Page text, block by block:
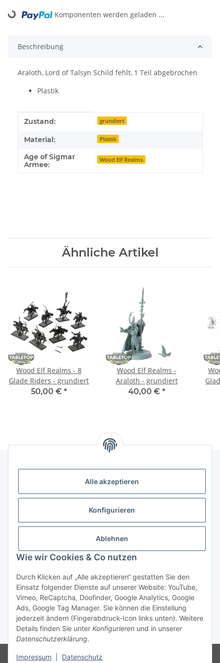
Alle akzeptieren
Konfigurieren
Ablehnen
Wie wir Cookies & Co nutzen
Durch Klicken auf „Alle akzeptieren“ gestatten Sie den
Einsatz folgender Dienste auf unserer Website: YouTube,
Vimeo, ReCaptcha, Doofinder, Google Analytics, Google
Ads, Google Tag Manager. Sie können die Einstellung
jederzeit ändern (Fingerabdruck-Icon links unten). Weitere
Details finden Sie unter Konfigurieren und in unserer
Datenschutzerklärung.
Impressum Datenschutz
Loading... Komponenten werden geladen ...
Beschreibung
Araloth, Lord of Talsyn Schild fehlt, 1 Teil abgebrochen
Plastik
Produkteigenschaft
Wert
Zustand: grundiert
Material: Plastik
Age of Sigmar
Armee:
Wood Elf Realms
Ähnliche Artikel
Wood Elf Realms - 8
Glade Riders - grundiert
50,00 € *
Wood Elf Realms -
Araloth - grundiert
40,00 € *
Gesetzliche Informationen
Bestellung wiederrufen
* Alle Preise inkl. gesetzlicher USt., zzgl.Versand
Besucherzähler: 75428377